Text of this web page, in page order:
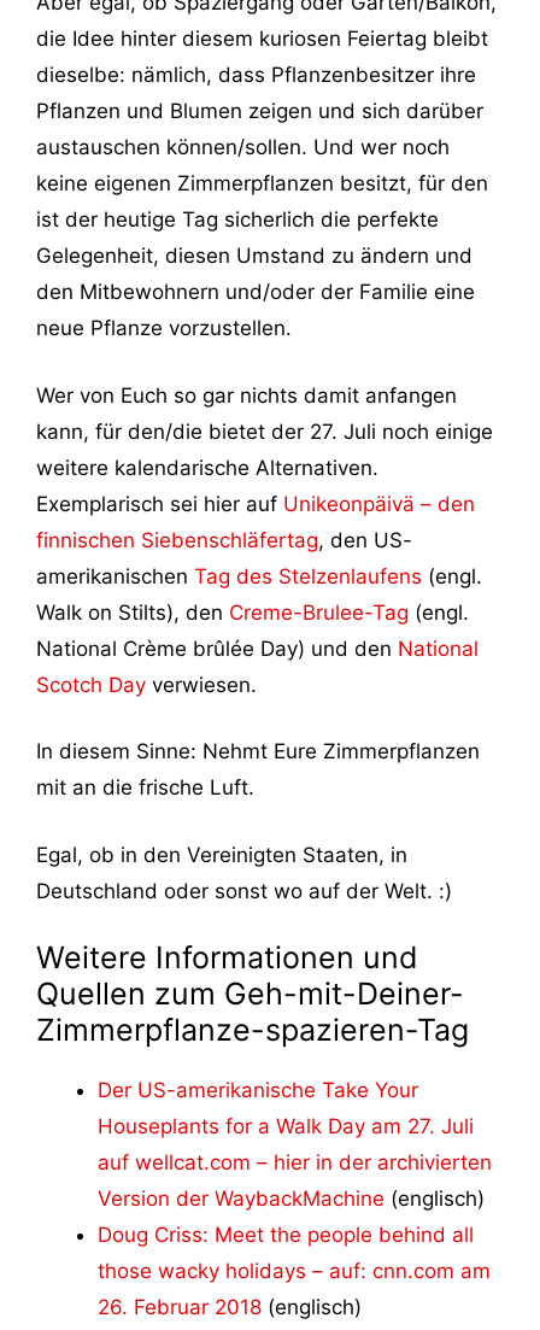
die Idee hinter diesem kuriosen Feiertag bleibt
dieselbe: nämlich, dass Pflanzenbesitzer ihre
Pflanzen und Blumen zeigen und sich darüber
austauschen können/sollen. Und wer noch
keine eigenen Zimmerpflanzen besitzt, für den
ist der heutige Tag sicherlich die perfekte
Gelegenheit, diesen Umstand zu ändern und
den Mitbewohnern und/oder der Familie eine
neue Pflanze vorzustellen.
Wer von Euch so gar nichts damit anfangen
kann, für den/die bietet der 27. Juli noch einige
weitere kalendarische Alternativen.
Exemplarisch sei hier auf Unikeonpäivä – den
finnischen Siebenschläfertag, den US-
amerikanischen Tag des Stelzenlaufens (engl.
Walk on Stilts), den Creme-Brulee-Tag (engl.
National Crème brûlée Day) und den National
Scotch Day verwiesen.
In diesem Sinne: Nehmt Eure Zimmerpflanzen
mit an die frische Luft.
Egal, ob in den Vereinigten Staaten, in
Deutschland oder sonst wo auf der Welt. :)
Weitere Informationen und
Quellen zum Geh-mit-Deiner-
Zimmerpflanze-spazieren-Tag
Der US-amerikanische Take Your
Houseplants for a Walk Day am 27. Juli
auf wellcat.com – hier in der archivierten
Version der WaybackMachine (englisch)
Doug Criss: Meet the people behind all
those wacky holidays – auf: cnn.com am
26. Februar 2018 (englisch)